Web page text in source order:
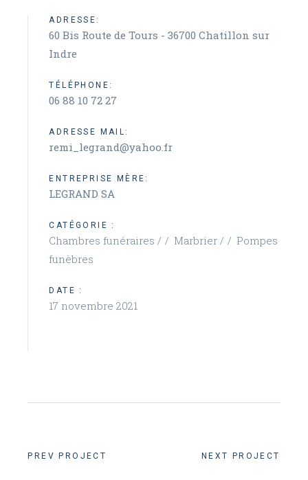
ADRESSE:
60 Bis Route de Tours - 36700 Chatillon sur
Indre
TÉLÉPHONE:
06 88 10 72 27
ADRESSE MAIL:
remi_legrand@yahoo.fr
ENTREPRISE MÈRE:
LEGRAND SA
CATÉGORIE :
Chambres funéraires / Marbrier /
Pompes
funèbres
DATE :
17 novembre 2021
PREV PROJECT NEXT PROJECT